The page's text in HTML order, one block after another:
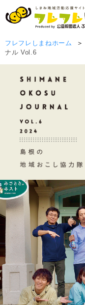
フレフレしまねホーム
ナル Vol.6